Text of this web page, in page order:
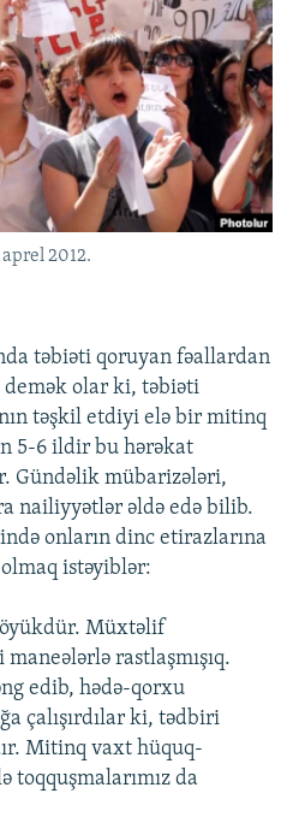
2012.
təbiəti qoruyan fəallardan
olar ki, təbiəti
təşkil etdiyi elə bir mitinq
5-6 ildir bu hərəkat
Gündəlik mübarizələri,
nailiyyətlər əldə edə bilib.
onların dinc etirazlarına
istəyiblər:
Müxtəlif
rastlaşmışıq.
edib, hədə-qorxu
çalışırdılar ki, tədbiri
Mitinq vaxt hüquq-
toqquşmalarımız da